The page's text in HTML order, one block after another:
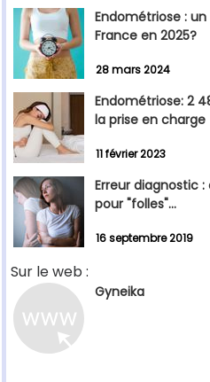
Endométriose :
France en 2025?
28 mars 2024
Endométriose: 2
la prise en charge
11 février 2023
Erreur diagnostic
pour "folles"...
16 septembre 2019
Sur le web :
Gyneika